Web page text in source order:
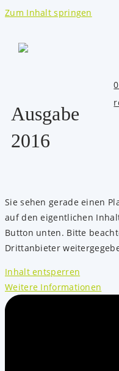
Zum Inhalt springen
Ausgabe
2016
Sie sehen gerade einen
auf den eigentlichen
Button unten. Bitte
Drittanbieter
Inhalt entsperren
Weitere Informationen